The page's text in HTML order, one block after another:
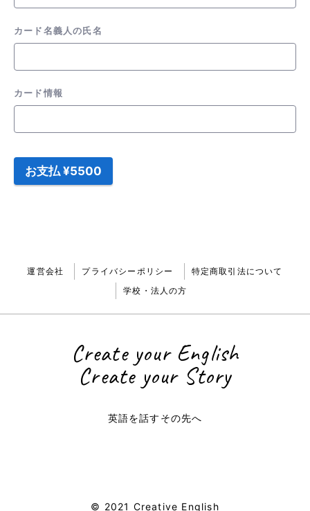
カード名義人の氏名
カード情報
お支払 ¥5500
運営会社 プライバシーポリシー
特定商取引法について
学校・法人の方
Create your English
Create your Story
英語を話すその先へ
© 2021 Creative English